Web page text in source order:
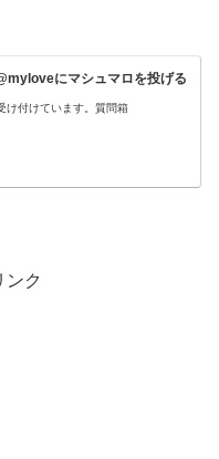
にマシュマロを投げる
け付けています。質問箱
ンク